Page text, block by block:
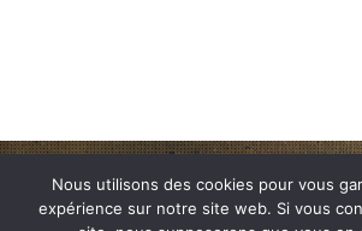
Boulangerie Chocolaterie Jaïn
Nous utilisons des cookies pour vous
expérience sur notre site web. Si vous